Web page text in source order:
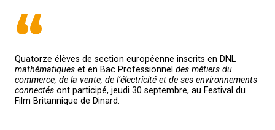
“
Quatorze élèves de section européenne inscrits en DNL
mathématiques et en Bac Professionnel des métiers du
commerce, de la vente, de l’électricité et de ses environnements
connectés ont participé, jeudi 30 septembre, au Festival du
Film Britannique de Dinard.